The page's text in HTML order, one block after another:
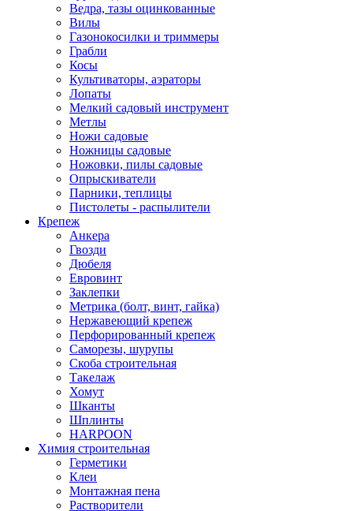
Ведра, тазы оцинкованные
Вилы
Газонокосилки и триммеры
Грабли
Косы
Культиваторы, аэраторы
Лопаты
Мелкий садовый инструмент
Метлы
Ножи садовые
Ножницы садовые
Ножовки, пилы садовые
Опрыскиватели
Парники, теплицы
Пистолеты - распылители
Крепеж
Анкера
Гвозди
Дюбеля
Евровинт
Заклепки
Метрика (болт, винт, гайка)
Нержавеющий крепеж
Перфорированный крепеж
Саморезы, шурупы
Скоба строительная
Такелаж
Хомут
Шканты
Шплинты
HARPOON
Химия строительная
Герметики
Клеи
Монтажная пена
Растворители